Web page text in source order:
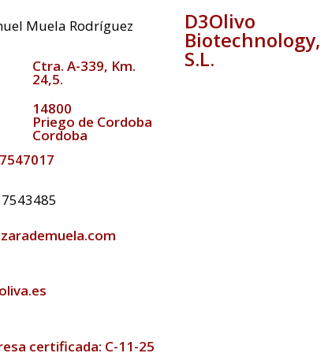
Muela Rodríguez
Ctra. A-339, Km.
24,5.
14800
Priego de Cordoba
Cordoba
certificada: C-11-25
D3Olivo
Biotechnology,
S.L.